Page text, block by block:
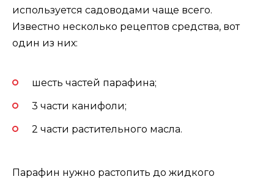
используется садоводами чаще всего.
Известно несколько рецептов средства, вот
один из них:
шесть частей парафина;
3 части канифоли;
2 части растительного масла.
Парафин нужно растопить до жидкого